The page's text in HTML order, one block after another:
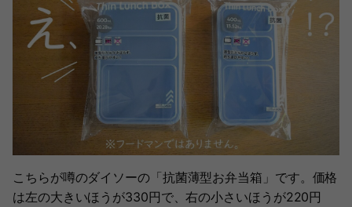
こちらが噂のダイソーの「抗菌薄型お弁当箱」です。価格
は左の大きいほうが330円で、右の小さいほうが220円